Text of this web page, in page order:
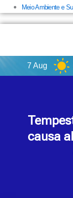
Meio Ambiente e
7 Aug
causa